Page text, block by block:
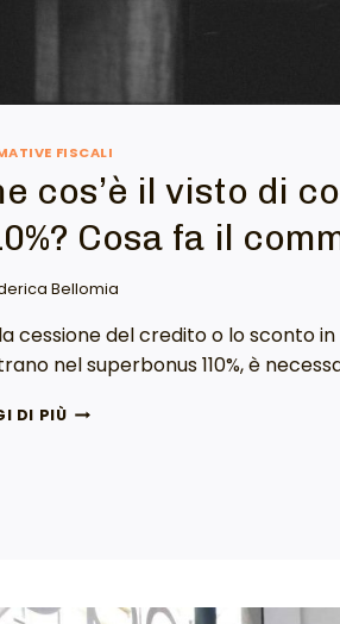
FISCALI
cos’è il visto di
Cosa fa il
Bellomia
cessione del credito o lo sconto
nel superbonus 110%, è
DI PIÙ